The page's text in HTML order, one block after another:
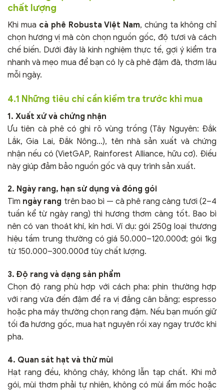
chất lượng
Khi mua cà phê Robusta Việt Nam, chúng ta không chỉ
chọn hương vị mà còn chọn nguồn gốc, độ tươi và cách
chế biến. Dưới đây là kinh nghiệm thực tế, gợi ý kiểm tra
nhanh và mẹo mua để bạn có ly cà phê đậm đà, thơm lâu
mỗi ngày.
4.1 Những tiêu chí cần kiểm tra trước khi mua
1. Xuất xứ và chứng nhận
Ưu tiên cà phê có ghi rõ vùng trồng (Tây Nguyên: Đắk
Lắk, Gia Lai, Đắk Nông…), tên nhà sản xuất và chứng
nhận nếu có (VietGAP, Rainforest Alliance, hữu cơ). Điều
này giúp đảm bảo nguồn gốc và quy trình sản xuất.
2. Ngày rang, hạn sử dụng và đóng gói
Tìm ngày rang trên bao bì — cà phê rang càng tươi (2–4
tuần kể từ ngày rang) thì hương thơm càng tốt. Bao bì
nên có van thoát khí, kín hơi. Ví dụ: gói 250g loại thương
hiệu tầm trung thường có giá 50.000–120.000đ; gói 1kg
từ 150.000–300.000đ tùy chất lượng.
3. Độ rang và dạng sản phẩm
Chọn độ rang phù hợp với cách pha: phin thường hợp
với rang vừa đến đậm để ra vị đắng cân bằng; espresso
hoặc pha máy thường chọn rang đậm. Nếu bạn muốn giữ
tối đa hương gốc, mua hạt nguyên rồi xay ngay trước khi
pha.
4. Quan sát hạt và thử mùi
Hạt rang đều, không cháy, không lẫn tạp chất. Khi mở
gói, mùi thơm phải tự nhiên, không có mùi ẩm mốc hoặc